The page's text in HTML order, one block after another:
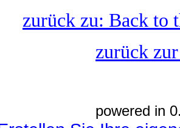
zurück zu: Back to
zurück
powered in